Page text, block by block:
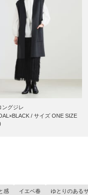
ングジレ
/ サイズ ONE SIZE
感 イエベ春 ゆとりのある